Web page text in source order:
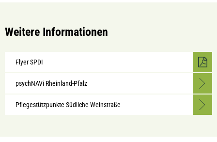
Weitere Informationen
Flyer SPDI
psychNAVi Rheinland-Pfalz
Pflegestützpunkte Südliche Weinstraße